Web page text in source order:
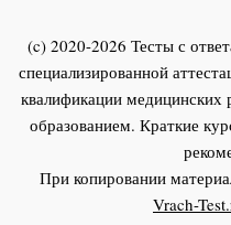
(c) 2020-2026 Тесты с
специализированной
квалификации медицинских
образованием. Краткие
При копировании
Vrach-